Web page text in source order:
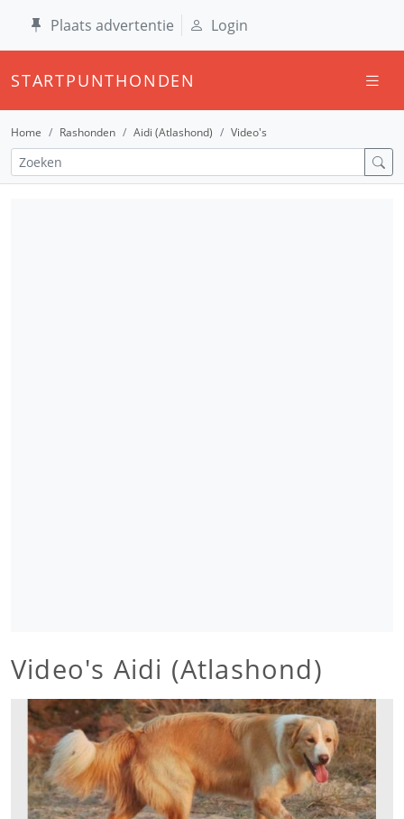
Plaats advertentie Login
STARTPUNTHONDEN
Home Rashonden Aidi (Atlashond) Video's
Video's Aidi (Atlashond)